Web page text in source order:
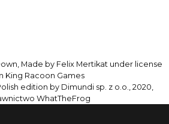
Made by Felix Mertikat under license
King Racoon Games
edition by Dimundi sp. z o.o., 2020,
WhatTheFrog